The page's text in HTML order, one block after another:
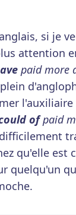
si je
attention
paid more
l'auxiliaire
ofpaid
qu'elle est
quelqu'un